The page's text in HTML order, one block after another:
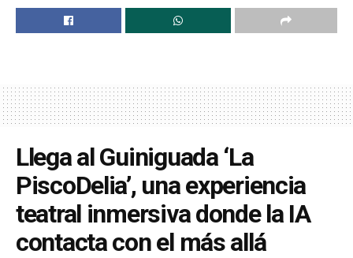
Llega al Guiniguada ‘La
PiscoDelia’, una experiencia
teatral inmersiva donde la IA
contacta con el más allá